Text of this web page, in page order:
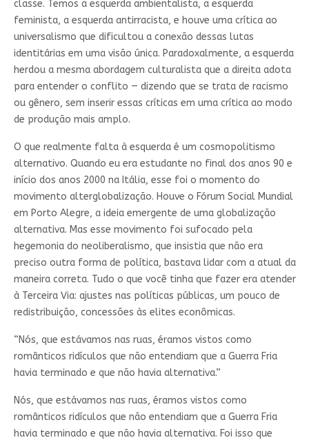
classe. Temos a esquerda ambientalista, a esquerda
feminista, a esquerda antirracista, e houve uma crítica ao
universalismo que dificultou a conexão dessas lutas
identitárias em uma visão única. Paradoxalmente, a esquerda
herdou a mesma abordagem culturalista que a direita adota
para entender o conflito — dizendo que se trata de racismo
ou gênero, sem inserir essas críticas em uma crítica ao modo
de produção mais amplo.
O que realmente falta à esquerda é um cosmopolitismo
alternativo. Quando eu era estudante no final dos anos 90 e
início dos anos 2000 na Itália, esse foi o momento do
movimento alterglobalização. Houve o Fórum Social Mundial
em Porto Alegre, a ideia emergente de uma globalização
alternativa. Mas esse movimento foi sufocado pela
hegemonia do neoliberalismo, que insistia que não era
preciso outra forma de política, bastava lidar com a atual da
maneira correta. Tudo o que você tinha que fazer era atender
à Terceira Via: ajustes nas políticas públicas, um pouco de
redistribuição, concessões às elites econômicas.
“Nós, que estávamos nas ruas, éramos vistos como
românticos ridículos que não entendiam que a Guerra Fria
havia terminado e que não havia alternativa.”
Nós, que estávamos nas ruas, éramos vistos como
românticos ridículos que não entendiam que a Guerra Fria
havia terminado e que não havia alternativa. Foi isso que